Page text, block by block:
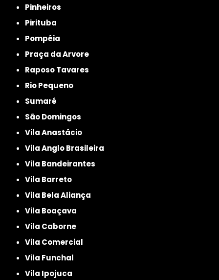
Pinheiros
Pirituba
Pompéia
Praça da Arvore
Raposo Tavares
Rio Pequeno
Sumaré
São Domingos
Vila Anastácio
Vila Anglo Brasileira
Vila Bandeirantes
Vila Barreto
Vila Bela Aliança
Vila Boaçava
Vila Caborne
Vila Comercial
Vila Funchal
Vila Ipojuca